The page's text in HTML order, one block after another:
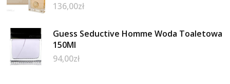
136,00zł
Guess Seductive Homme Woda Toaletowa
150Ml
94,00zł